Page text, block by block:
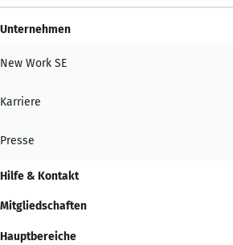
Unternehmen
New Work SE
Karriere
Presse
Hilfe & Kontakt
Mitgliedschaften
Hauptbereiche